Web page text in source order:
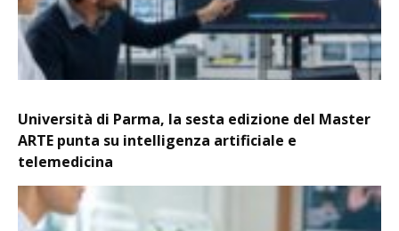
Università di Parma, la sesta edizione del Master
ARTE punta su intelligenza artificiale e
telemedicina